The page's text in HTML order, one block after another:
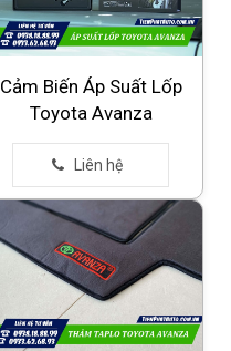
Cảm Biến Áp Suất Lốp
Toyota Avanza